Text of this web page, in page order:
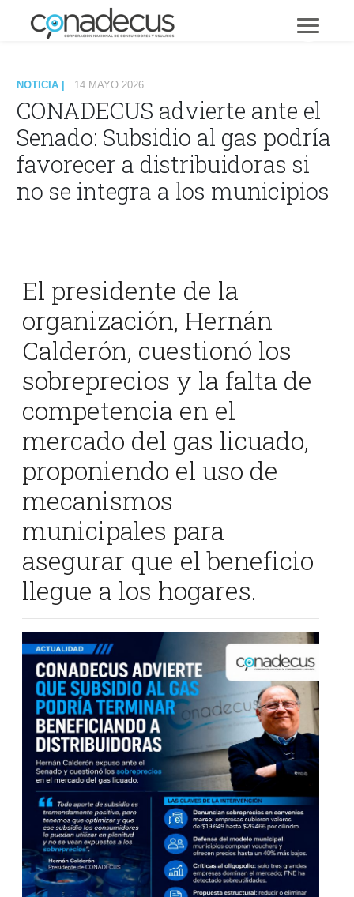
NOTICIA | 14 MAYO 2026
CONADECUS advierte ante el
Senado: Subsidio al gas podría
favorecer a distribuidoras si
no se integra a los municipios
El presidente de la
organización, Hernán
Calderón, cuestionó los
sobreprecios y la falta de
competencia en el
mercado del gas licuado,
proponiendo el uso de
mecanismos
municipales para
asegurar que el beneficio
llegue a los hogares.